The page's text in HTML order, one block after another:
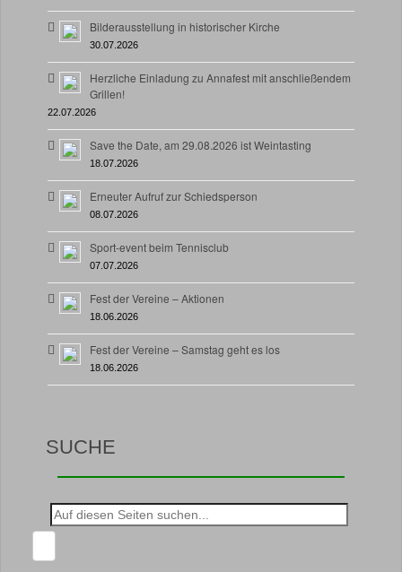
Bilderausstellung in historischer Kirche
30.07.2026
Herzliche Einladung zu Annafest mit anschließendem
Grillen!
22.07.2026
Save the Date, am 29.08.2026 ist Weintasting
18.07.2026
Erneuter Aufruf zur Schiedsperson
08.07.2026
Sport-event beim Tennisclub
07.07.2026
Fest der Vereine – Aktionen
18.06.2026
Fest der Vereine – Samstag geht es los
18.06.2026
SUCHE
Suche
nach: